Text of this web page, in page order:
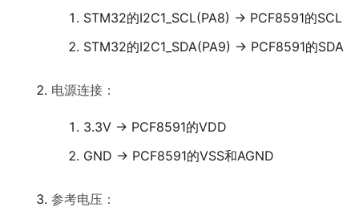
STM32的I2C1_SCL(PA8) → PCF8591的SCL
STM32的I2C1_SDA(PA9) → PCF8591的SDA
电源连接：
3.3V → PCF8591的VDD
GND → PCF8591的VSS和AGND
参考电压：